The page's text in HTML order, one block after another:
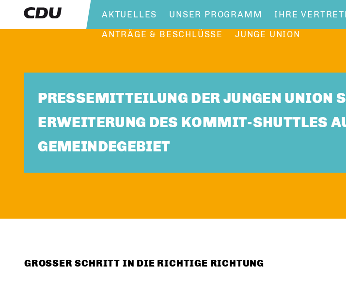
AKTUELLES UNSER PROGRAMM IHRE
ANTRÄGE & BESCHLÜSSE
JUNGE UNION
PRESSEMITTEILUNG DER JUNGEN UNION
ERWEITERUNG DES KOMMIT-SHUTTLES
GEMEINDEGEBIET
GROSSER SCHRITT IN DIE RICHTIGE RICHTUNG